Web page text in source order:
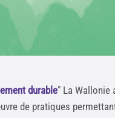
durable" La Wallonie
de pratiques